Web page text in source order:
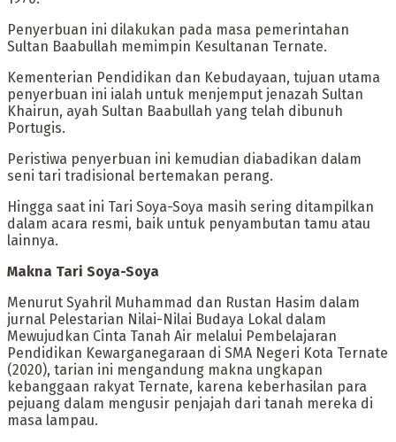
‎Penyerbuan ini dilakukan pada masa pemerintahan
Sultan Baabullah memimpin Kesultanan Ternate.
‎Kementerian Pendidikan dan Kebudayaan, tujuan utama
penyerbuan ini ialah untuk menjemput jenazah Sultan
Khairun, ayah Sultan Baabullah yang telah dibunuh
Portugis.
‎Peristiwa penyerbuan ini kemudian diabadikan dalam
seni tari tradisional bertemakan perang.
Hingga saat ini Tari Soya-Soya masih sering ditampilkan
dalam acara resmi, baik untuk penyambutan tamu atau
lainnya.
‎Makna Tari Soya-Soya
‎Menurut Syahril Muhammad dan Rustan Hasim dalam
jurnal Pelestarian Nilai-Nilai Budaya Lokal dalam
Mewujudkan Cinta Tanah Air melalui Pembelajaran
Pendidikan Kewarganegaraan di SMA Negeri Kota Ternate
(2020), tarian ini mengandung makna ungkapan
kebanggaan rakyat Ternate, karena keberhasilan para
pejuang dalam mengusir penjajah dari tanah mereka di
masa lampau.